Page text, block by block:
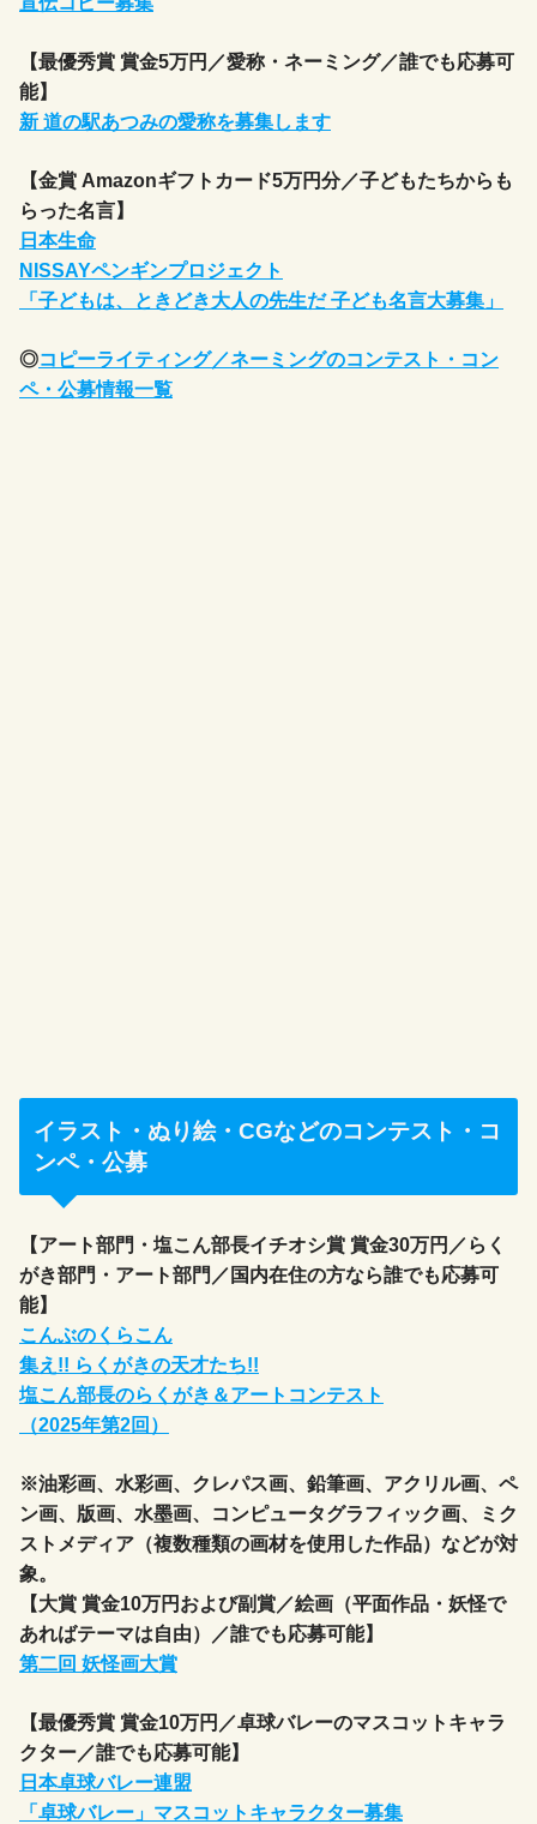
【最優秀賞 賞金5万円／愛称・ネーミング／誰でも応募可
能】
新 道の駅あつみの愛称を募集します
【金賞 Amazonギフトカード5万円分／子どもたちからも
らった名言】
日本生命
NISSAYペンギンプロジェクト
「子どもは、ときどき大人の先生だ 子ども名言大募集」
◎コピーライティング／ネーミングのコンテスト・コン
ペ・公募情報一覧
イラスト・ぬり絵・CGなどのコンテスト・コ
ンペ・公募
【アート部門・塩こん部長イチオシ賞 賞金30万円／らく
がき部門・アート部門／国内在住の方なら誰でも応募可
能】
こんぶのくらこん
集え!! らくがきの天才たち!!
塩こん部長のらくがき＆アートコンテスト
（2025年第2回）
※油彩画、水彩画、クレパス画、鉛筆画、アクリル画、ペ
ン画、版画、水墨画、コンピュータグラフィック画、ミク
ストメディア（複数種類の画材を使用した作品）などが対
象。
【大賞 賞金10万円および副賞／絵画（平面作品・妖怪で
あればテーマは自由）／誰でも応募可能】
第二回 妖怪画大賞
【最優秀賞 賞金10万円／卓球バレーのマスコットキャラ
クター／誰でも応募可能】
日本卓球バレー連盟
「卓球バレー」マスコットキャラクター募集